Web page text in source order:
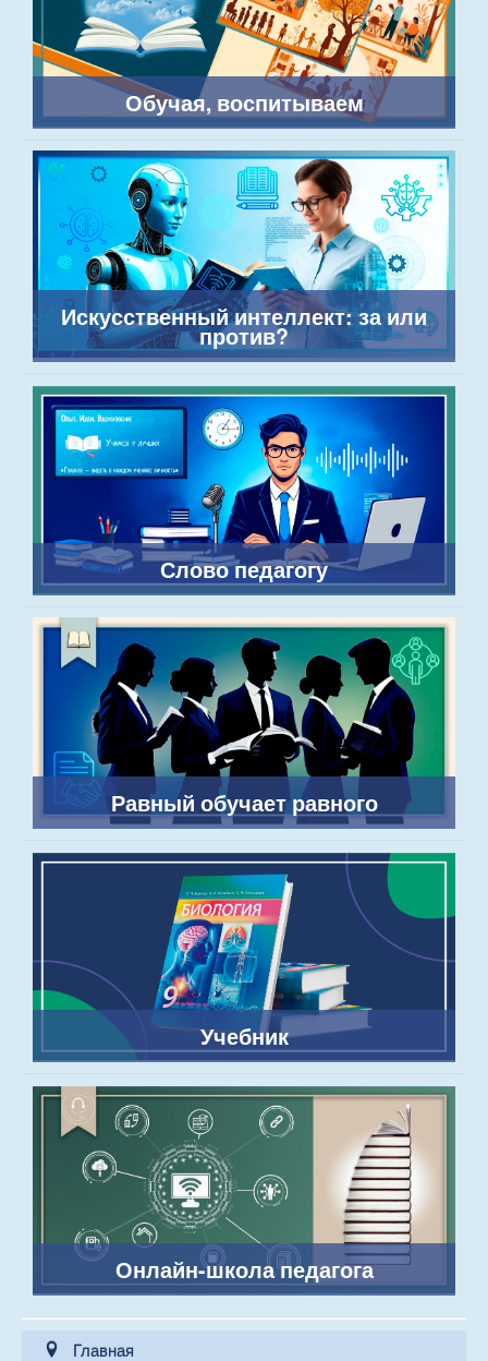
Обучая, воспитываем
Искусственный интеллект: за или
против?
Слово педагогу
Равный обучает равного
Учебник
Онлайн-школа педагога
Главная